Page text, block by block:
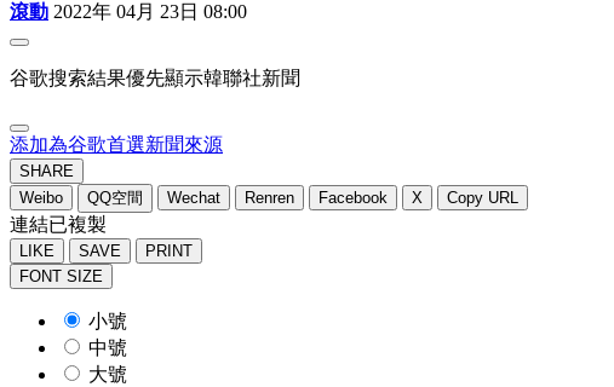
滾動 2022年 04月 23日 08:00
谷歌搜索結果優先顯示韓聯社新聞
添加為谷歌首選新聞來源
SHARE
Weibo
QQ空間 Wechat Renren Facebook X Copy URL
連結已複製
LIKE SAVE
PRINT
FONT SIZE
小號
中號
大號